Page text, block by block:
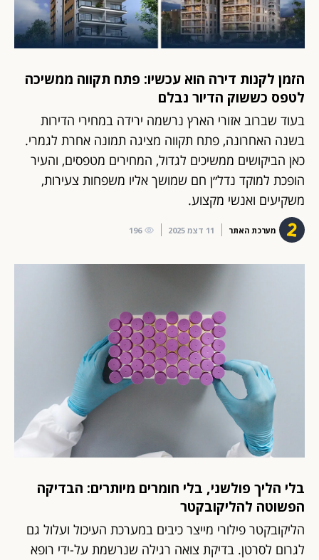
הזמן לקנות דירה הוא עכשיו: פתח תקווה ממשיכה
לטפס כששוק הדיור נבלם
בעוד שברוב אזורי הארץ נרשמה ירידה במחירי הדירות
בשנה האחרונה, פתח תקווה מציגה תמונה אחרת לגמרי.
כאן הביקושים ממשיכים לגדול, המחירים מטפסים, והעיר
הופכת למוקד נדל״ן חם שמושך אליו משפחות צעירות,
משקיעים ואנשי מקצוע.
מערכת האתר 11 דצמ 2025 196
בלי הליך פולשני, בלי חומרים מיותרים: הבדיקה
הפשוטה להליקובקטר
הליקובקטר פילורי מייצר כיבים במערכת העיכול ועלול גם
לגרום לסרטן. בדיקת צואה רגילה שנרשמת על-ידי רופא